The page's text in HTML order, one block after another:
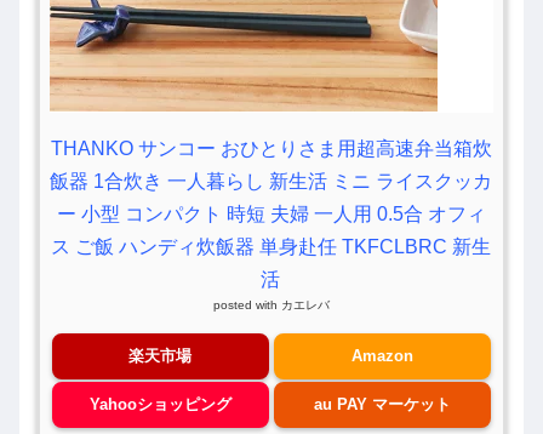
THANKO サンコー おひとりさま用超高速弁当箱炊
飯器 1合炊き 一人暮らし 新生活 ミニ ライスクッカ
ー 小型 コンパクト 時短 夫婦 一人用 0.5合 オフィ
ス ご飯 ハンディ炊飯器 単身赴任 TKFCLBRC 新生
活
posted with カエレバ
楽天市場 Amazon
Yahooショッピング au PAY マーケット